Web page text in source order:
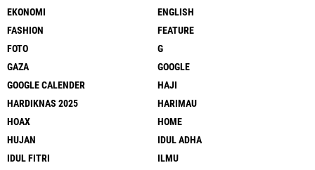
EKONOMI
ENGLISH
FASHION
FEATURE
FOTO
G
GAZA
GOOGLE
GOOGLE CALENDER
HAJI
HARDIKNAS 2025
HARIMAU
HOAX
HOME
HUJAN
IDUL ADHA
IDUL FITRI
ILMU